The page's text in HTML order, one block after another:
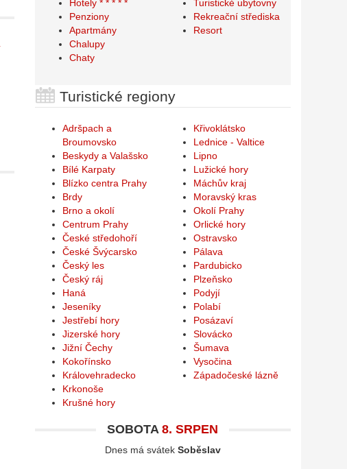
Hotely * * * * *
Penziony
Apartmány
Chalupy
Chaty
Turistické ubytovny
Rekreační střediska
Resort
Turistické regiony
Adršpach a
Broumovsko
Beskydy a Valašsko
Bílé Karpaty
Blízko centra Prahy
Brdy
Brno a okolí
Centrum Prahy
České středohoří
České Švýcarsko
Český les
Český ráj
Haná
Jeseníky
Jestřebí hory
Jizerské hory
Jižní Čechy
Kokořínsko
Královehradecko
Krkonoše
Krušné hory
Křivoklátsko
Lednice - Valtice
Lipno
Lužické hory
Máchův kraj
Moravský kras
Okolí Prahy
Orlické hory
Ostravsko
Pálava
Pardubicko
Plzeňsko
Podyjí
Polabí
Posázaví
Slovácko
Šumava
Vysočina
Západočeské lázně
SOBOTA8. SRPEN
Dnes má svátek Soběslav